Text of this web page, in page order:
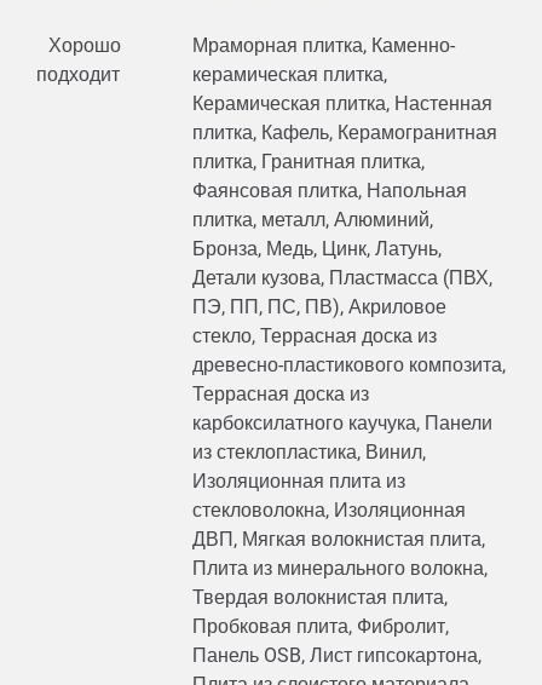
Хорошо
подходит
Мраморная плитка, Каменно-
керамическая плитка,
Керамическая плитка, Настенная
плитка, Кафель, Керамогранитная
плитка, Гранитная плитка,
Фаянсовая плитка, Напольная
плитка, металл, Алюминий,
Бронза, Медь, Цинк, Латунь,
Детали кузова, Пластмасса (ПВХ,
ПЭ, ПП, ПС, ПВ), Акриловое
стекло, Террасная доска из
древесно-пластикового композита,
Террасная доска из
карбоксилатного каучука, Панели
из стеклопластика, Винил,
Изоляционная плита из
стекловолокна, Изоляционная
ДВП, Мягкая волокнистая плита,
Плита из минерального волокна,
Твердая волокнистая плита,
Пробковая плита, Фибролит,
Панель OSB, Лист гипсокартона,